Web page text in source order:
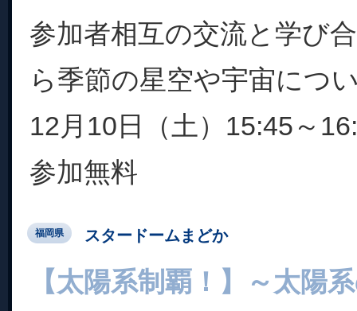
参加者相互の交流と学び
ら季節の星空や宇宙につ
12月10日（土）15:45～
参加無料
福岡県 スタードームまどか
【太陽系制覇！】～太陽